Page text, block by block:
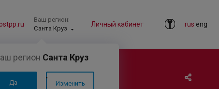
rus eng
Личный кабинет
Ваш регион:
Санта Круз
регион Санта Круз
Да Изменить